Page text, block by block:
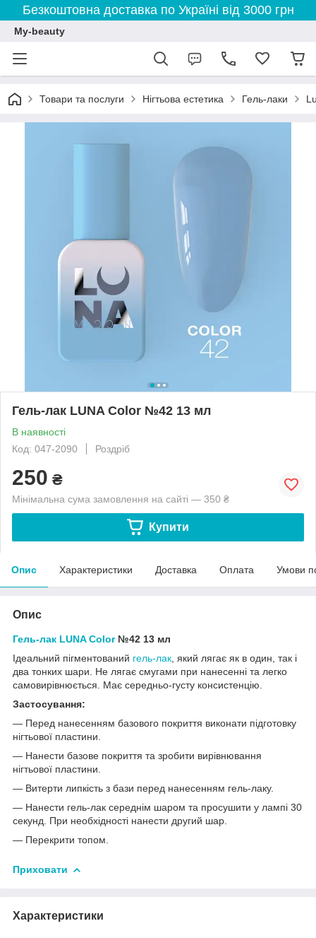
Безкоштовна доставка по Україні від 3000 грн
My-beauty
Товари та послуги Нігтьова естетика Гель-лаки
Гель-лак LUNA Color №42 13 мл
В наявності
Код: 047-2090
Роздріб
250 ₴
Мінімальна сума замовлення на сайті — 350 ₴
Купити
Опис Характеристики Доставка Оплата Умови
Опис
Гель-лак LUNA Color№42 13 мл
Ідеальний пігментований гель-лак , який лягає як в один, так і
два тонких шари. Не лягає смугами при нанесенні та легко
самовирівнюється. Має середньо-густу консистенцію.
Застосування:
— Перед нанесенням базового покриття виконати підготовку
нігтьової пластини.
— Нанести базове покриття та зробити вирівнювання
нігтьової пластини.
— Витерти липкість з бази перед нанесенням гель-лаку.
— Нанести гель-лак середнім шаром та просушити у лампі 30
секунд. При необхідності нанести другий шар.
— Перекрити топом.
Приховати
Характеристики